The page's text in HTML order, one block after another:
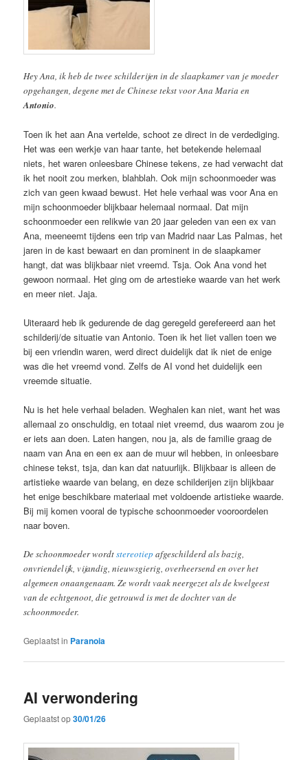
Hey Ana, ik heb de twee schilderijen in de slaapkamer van je moeder
opgehangen, degene met de Chinese tekst voor Ana Maria en
Antonio.
Toen ik het aan Ana vertelde, schoot ze direct in de verdediging.
Het was een werkje van haar tante, het betekende helemaal
niets, het waren onleesbare Chinese tekens, ze had verwacht dat
ik het nooit zou merken, blahblah. Ook mijn schoonmoeder was
zich van geen kwaad bewust. Het hele verhaal was voor Ana en
mijn schoonmoeder blijkbaar helemaal normaal. Dat mijn
schoonmoeder een relikwie van 20 jaar geleden van een ex van
Ana, meeneemt tijdens een trip van Madrid naar Las Palmas, het
jaren in de kast bewaart en dan prominent in de slaapkamer
hangt, dat was blijkbaar niet vreemd. Tsja. Ook Ana vond het
gewoon normaal. Het ging om de artestieke waarde van het werk
en meer niet. Jaja.
Uiteraard heb ik gedurende de dag geregeld gerefereerd aan het
schilderij/de situatie van Antonio. Toen ik het liet vallen toen we
bij een vriendin waren, werd direct duidelijk dat ik niet de enige
was die het vreemd vond. Zelfs de AI vond het duidelijk een
vreemde situatie.
Nu is het hele verhaal beladen. Weghalen kan niet, want het was
allemaal zo onschuldig, en totaal niet vreemd, dus waarom zou je
er iets aan doen. Laten hangen, nou ja, als de familie graag de
naam van Ana en een ex aan de muur wil hebben, in onleesbare
chinese tekst, tsja, dan kan dat natuurlijk. Blijkbaar is alleen de
artistieke waarde van belang, en deze schilderijen zijn blijkbaar
het enige beschikbare materiaal met voldoende artistieke waarde.
Bij mij komen vooral de typische schoonmoeder vooroordelen
naar boven.
De schoonmoeder wordtstereotiep afgeschilderd als bazig,
onvriendelijk, vijandig, nieuwsgierig, overheersend en over het
algemeen onaangenaam. Ze wordt vaak neergezet als de kwelgeest
van de echtgenoot, die getrouwd is met de dochter van de
schoonmoeder.
Geplaatst in Paranoia
AI verwondering
Geplaatst op30/01/26